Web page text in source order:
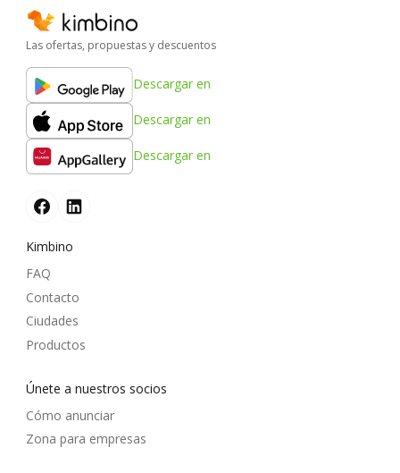
Las ofertas, propuestas y descuentos
Descargar en
Descargar en
Descargar en
Kimbino
FAQ
Contacto
Ciudades
Productos
Únete a nuestros socios
Cómo anunciar
Zona para empresas